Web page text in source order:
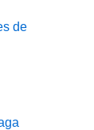
de